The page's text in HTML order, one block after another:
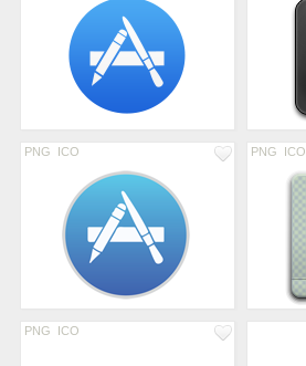
PNG ICO PNG ICO
PNG ICO